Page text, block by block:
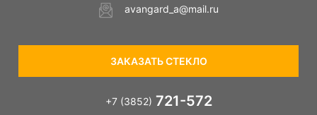
avangard_a@mail.ru
ЗАКАЗАТЬ СТЕКЛО
+7 (3852) 721-572